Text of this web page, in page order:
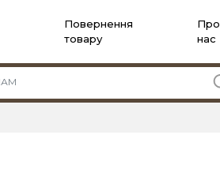
Повернення
товару
Про
нас